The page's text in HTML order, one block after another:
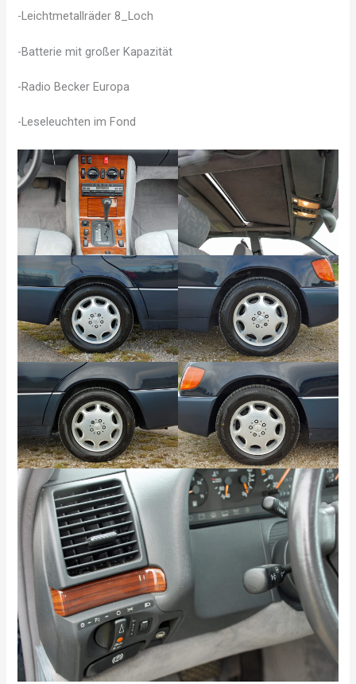
-Leichtmetallräder 8_Loch
-Batterie mit großer Kapazität
-Radio Becker Europa
-Leseleuchten im Fond